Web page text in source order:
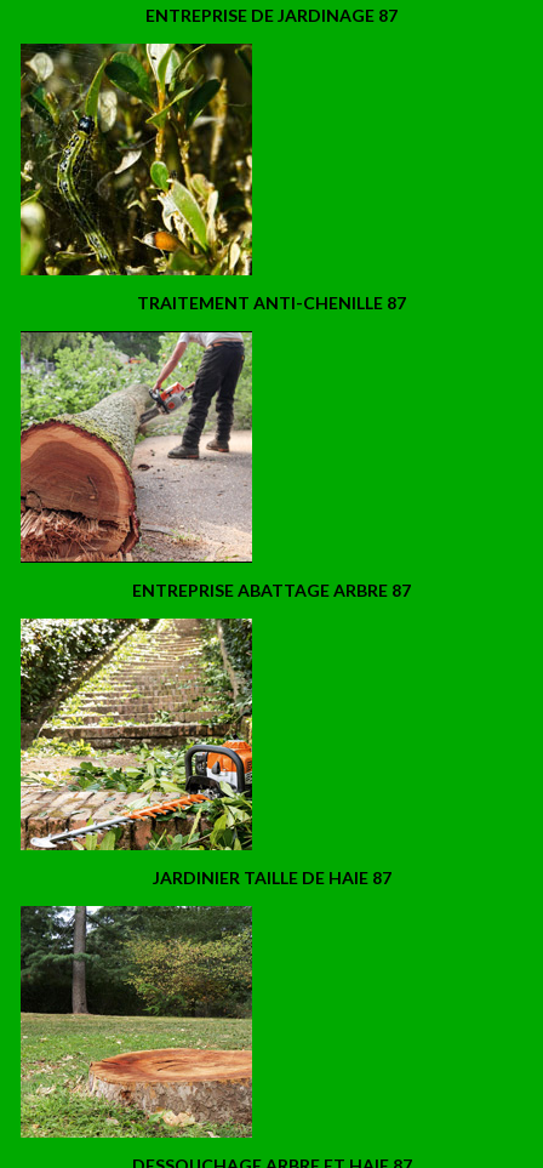
ENTREPRISE DE JARDINAGE 87
TRAITEMENT ANTI-CHENILLE 87
ENTREPRISE ABATTAGE ARBRE 87
JARDINIER TAILLE DE HAIE 87